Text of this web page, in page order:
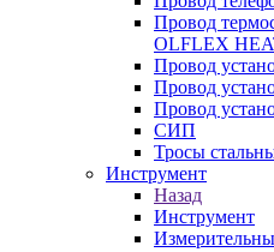
Провод
OLFLEX
Провод
Провод
Провод
СИП
Тросы
Инструмент
Назад
Инструмент